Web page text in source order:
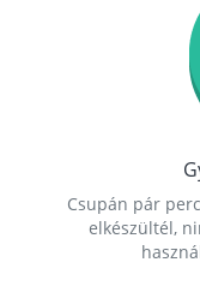
Csupán pár
elkészültél,